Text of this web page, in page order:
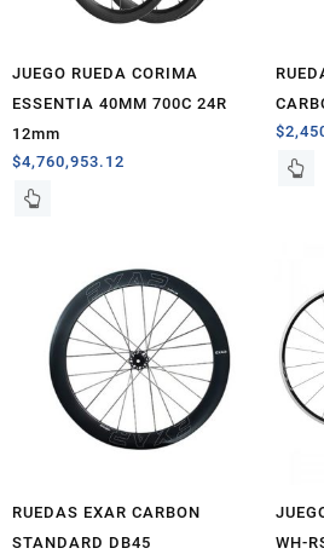
JUEGO RUEDA CORIMA
ESSENTIA 40MM 700C 24R
12mm
$4,760,953.12
$
RUEDAS EXAR CARBON
STANDARD DB45
WH-